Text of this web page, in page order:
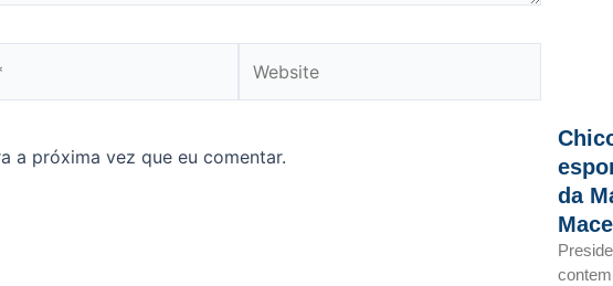
a próxima vez que eu comentar.
da